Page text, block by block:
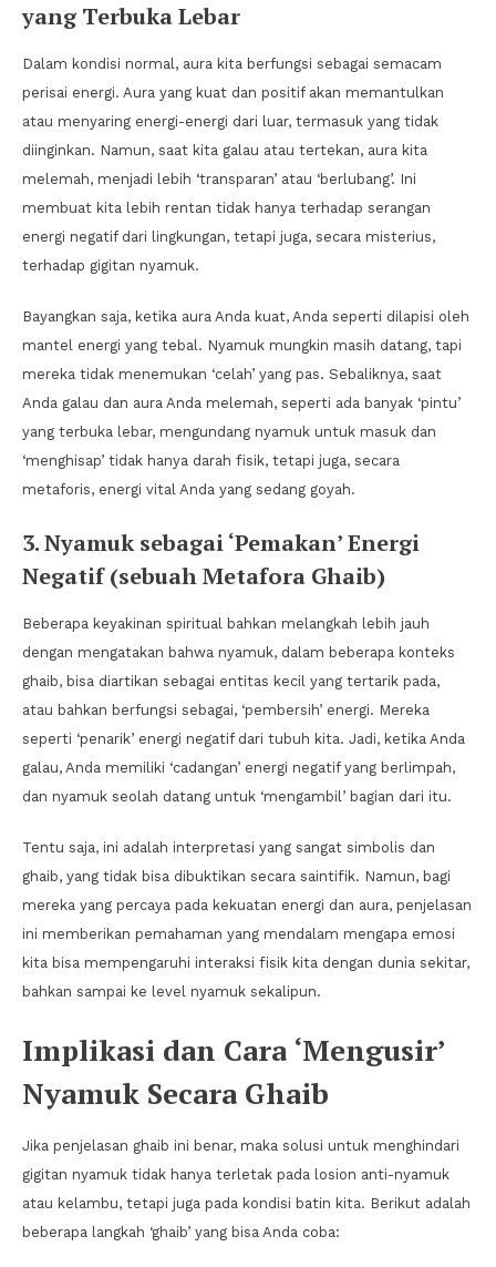
yang Terbuka Lebar
Dalam kondisi normal, aura kita berfungsi sebagai semacam
perisai energi. Aura yang kuat dan positif akan memantulkan
atau menyaring energi-energi dari luar, termasuk yang tidak
diinginkan. Namun, saat kita galau atau tertekan, aura kita
melemah, menjadi lebih ‘transparan’ atau ‘berlubang’. Ini
membuat kita lebih rentan tidak hanya terhadap serangan
energi negatif dari lingkungan, tetapi juga, secara misterius,
terhadap gigitan nyamuk.
Bayangkan saja, ketika aura Anda kuat, Anda seperti dilapisi oleh
mantel energi yang tebal. Nyamuk mungkin masih datang, tapi
mereka tidak menemukan ‘celah’ yang pas. Sebaliknya, saat
Anda galau dan aura Anda melemah, seperti ada banyak ‘pintu’
yang terbuka lebar, mengundang nyamuk untuk masuk dan
‘menghisap’ tidak hanya darah fisik, tetapi juga, secara
metaforis, energi vital Anda yang sedang goyah.
3. Nyamuk sebagai ‘Pemakan’ Energi
Negatif (sebuah Metafora Ghaib)
Beberapa keyakinan spiritual bahkan melangkah lebih jauh
dengan mengatakan bahwa nyamuk, dalam beberapa konteks
ghaib, bisa diartikan sebagai entitas kecil yang tertarik pada,
atau bahkan berfungsi sebagai, ‘pembersih’ energi. Mereka
seperti ‘penarik’ energi negatif dari tubuh kita. Jadi, ketika Anda
galau, Anda memiliki ‘cadangan’ energi negatif yang berlimpah,
dan nyamuk seolah datang untuk ‘mengambil’ bagian dari itu.
Tentu saja, ini adalah interpretasi yang sangat simbolis dan
ghaib, yang tidak bisa dibuktikan secara saintifik. Namun, bagi
mereka yang percaya pada kekuatan energi dan aura, penjelasan
ini memberikan pemahaman yang mendalam mengapa emosi
kita bisa mempengaruhi interaksi fisik kita dengan dunia sekitar,
bahkan sampai ke level nyamuk sekalipun.
Implikasi dan Cara ‘Mengusir’
Nyamuk Secara Ghaib
Jika penjelasan ghaib ini benar, maka solusi untuk menghindari
gigitan nyamuk tidak hanya terletak pada losion anti-nyamuk
atau kelambu, tetapi juga pada kondisi batin kita. Berikut adalah
beberapa langkah ‘ghaib’ yang bisa Anda coba: